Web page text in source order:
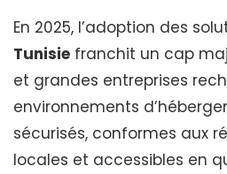
En 2025, l’adoption des
Tunisie franchit un cap
et grandes entreprises
environnements
sécurisés, conformes aux
locales et accessibles en